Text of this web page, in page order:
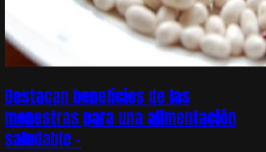
Destacan beneficios de las
menestras para una alimentación
saludable –